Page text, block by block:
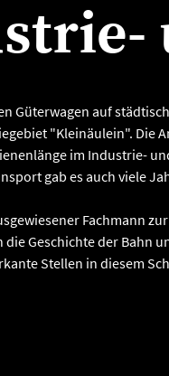
Güterwagen auf
"Kleinäulein". Die
im Industrie-
gab es auch viele
Fachmann
die Geschichte der Bahn
Stellen in diesem